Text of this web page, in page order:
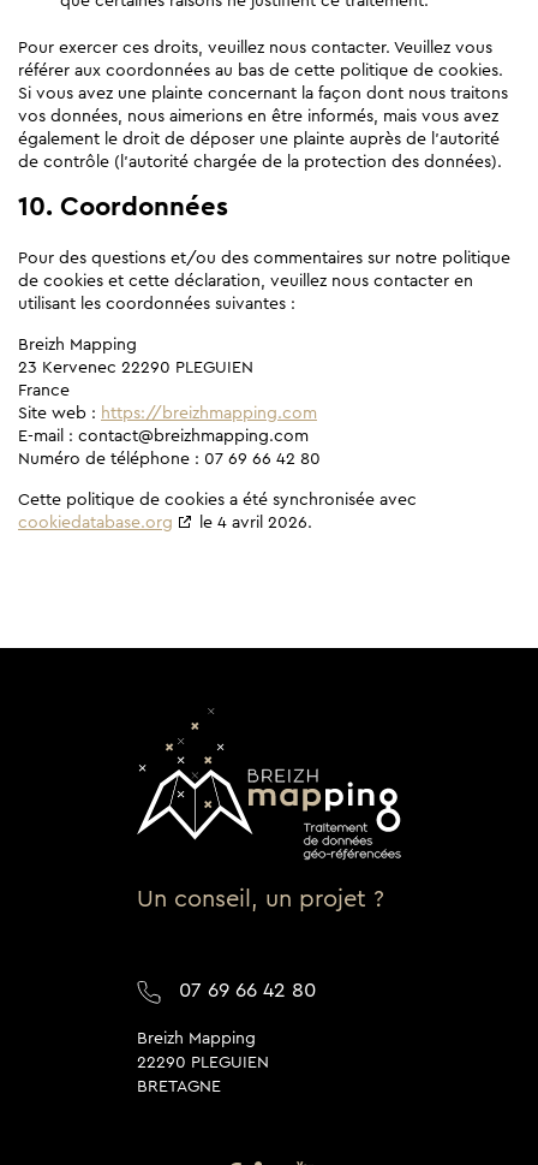
Pour exercer ces droits, veuillez nous contacter. Veuillez vous
référer aux coordonnées au bas de cette politique de cookies.
Si vous avez une plainte concernant la façon dont nous traitons
vos données, nous aimerions en être informés, mais vous avez
également le droit de déposer une plainte auprès de l’autorité
de contrôle (l’autorité chargée de la protection des données).
10. Coordonnées
Pour des questions et/ou des commentaires sur notre politique
de cookies et cette déclaration, veuillez nous contacter en
utilisant les coordonnées suivantes :
Breizh Mapping
23 Kervenec 22290 PLEGUIEN
France
Site web : https://breizhmapping.com
E-mail : contact@breizhmapping.com
Numéro de téléphone : 07 69 66 42 80
Cette politique de cookies a été synchronisée avec
cookiedatabase.org
le 4 avril 2026.
Un conseil, un projet ?
07 69 66 42 80
Breizh Mapping
22290 PLEGUIEN
BRETAGNE